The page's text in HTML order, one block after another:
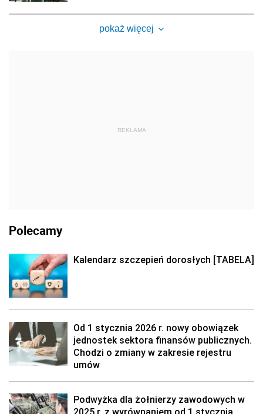
pokaż więcej
REKLAMA
Polecamy
Kalendarz szczepień dorosłych [TABELA]
Od 1 stycznia 2026 r. nowy obowiązek
jednostek sektora finansów publicznych.
Chodzi o zmiany w zakresie rejestru
umów
Podwyżka dla żołnierzy zawodowych w
2025 r. z wyrównaniem od 1 stycznia.